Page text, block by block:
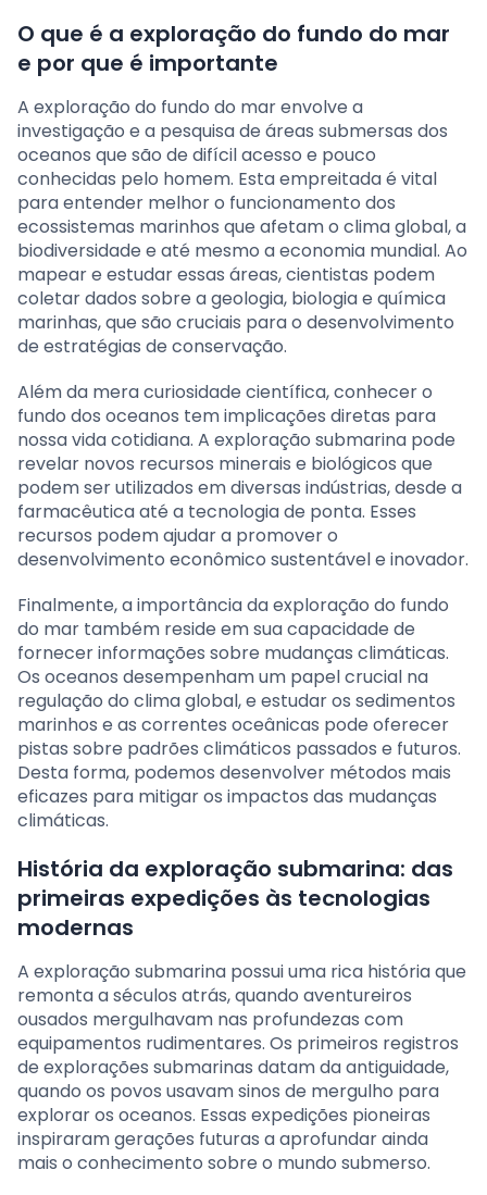
O que é a exploração do fundo do mar
e por que é importante
A exploração do fundo do mar envolve a
investigação e a pesquisa de áreas submersas dos
oceanos que são de difícil acesso e pouco
conhecidas pelo homem. Esta empreitada é vital
para entender melhor o funcionamento dos
ecossistemas marinhos que afetam o clima global, a
biodiversidade e até mesmo a economia mundial. Ao
mapear e estudar essas áreas, cientistas podem
coletar dados sobre a geologia, biologia e química
marinhas, que são cruciais para o desenvolvimento
de estratégias de conservação.
Além da mera curiosidade científica, conhecer o
fundo dos oceanos tem implicações diretas para
nossa vida cotidiana. A exploração submarina pode
revelar novos recursos minerais e biológicos que
podem ser utilizados em diversas indústrias, desde a
farmacêutica até a tecnologia de ponta. Esses
recursos podem ajudar a promover o
desenvolvimento econômico sustentável e inovador.
Finalmente, a importância da exploração do fundo
do mar também reside em sua capacidade de
fornecer informações sobre mudanças climáticas.
Os oceanos desempenham um papel crucial na
regulação do clima global, e estudar os sedimentos
marinhos e as correntes oceânicas pode oferecer
pistas sobre padrões climáticos passados e futuros.
Desta forma, podemos desenvolver métodos mais
eficazes para mitigar os impactos das mudanças
climáticas.
História da exploração submarina: das
primeiras expedições às tecnologias
modernas
A exploração submarina possui uma rica história que
remonta a séculos atrás, quando aventureiros
ousados mergulhavam nas profundezas com
equipamentos rudimentares. Os primeiros registros
de explorações submarinas datam da antiguidade,
quando os povos usavam sinos de mergulho para
explorar os oceanos. Essas expedições pioneiras
inspiraram gerações futuras a aprofundar ainda
mais o conhecimento sobre o mundo submerso.